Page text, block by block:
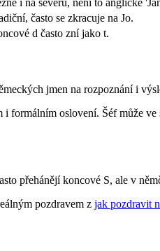
i na severu, není to anglické
často se zkracuje na Jo.
d často zní jako t.
jmen na rozpoznání i
formálním oslovení. Šéf může
přehánějí koncové S, ale v
pozdravem z jak pozdravit